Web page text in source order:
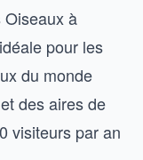
Oiseaux à
pour les
du monde
des aires de
visiteurs par an